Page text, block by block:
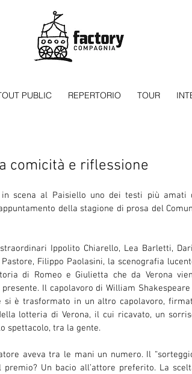
PUBLIC REPERTORIO TOUR
comicità e riflessione
scena al Paisiello uno dei testi più amati
della stagione di prosa del
Ippolito Chiarello, Lea Barletti,
Filippo Paolasini, la scenografia
di Romeo e Giulietta che da Verona
Il capolavoro di William Shakespeare
si è trasformato in un altro capolavoro,
lotteria di Verona, il cui ricavato, un
spettacolo, tra la gente.
aveva tra le mani un numero. Il
Un bacio all’attore preferito. La